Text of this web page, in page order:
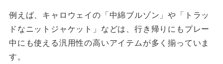
例えば、キャロウェイの「中綿ブルゾン」や「トラッ
ドなニットジャケット」などは、行き帰りにもプレー
中にも使える汎用性の高いアイテムが多く揃っていま
す。